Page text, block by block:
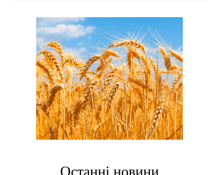
Останні новини